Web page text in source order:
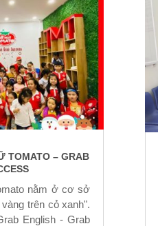
TOMATO – GRAB
nằm ở cơ sở
trên cỏ xanh".
English - Grab